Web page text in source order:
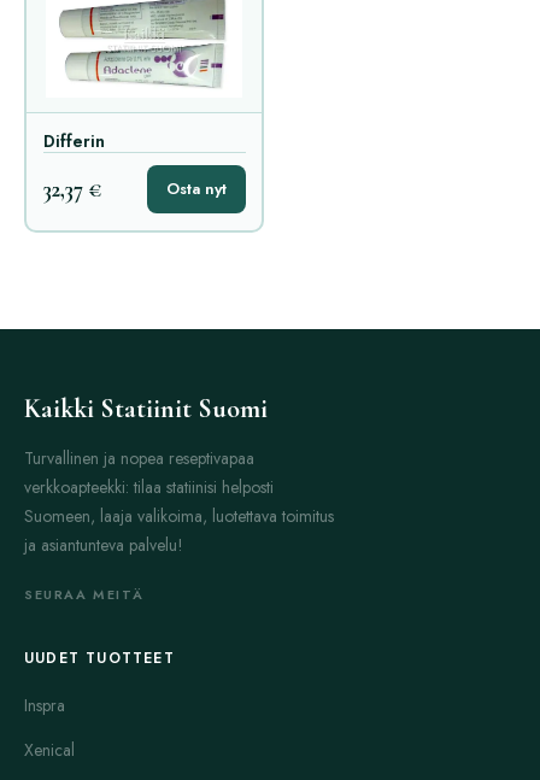
Differin
32,37 € Osta nyt
Kaikki Statiinit Suomi
Turvallinen ja nopea reseptivapaa
verkkoapteekki: tilaa statiinisi helposti
Suomeen, laaja valikoima, luotettava toimitus
ja asiantunteva palvelu!
SEURAA MEITÄ
UUDET TUOTTEET
Inspra
Xenical